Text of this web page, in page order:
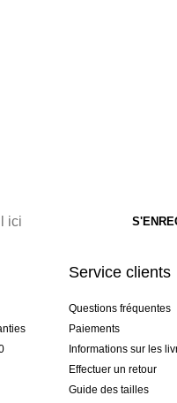
Service clients
Questions fréquentes
Paiements
Informations sur les
Effectuer un retour
Guide des tailles